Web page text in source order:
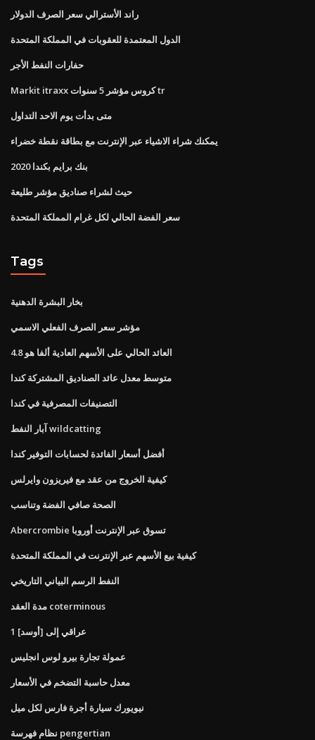
راند الأسترالي سعر الصرف الدولار
الدول المعتمدة للعقوبات في المملكة المتحدة
حفارات النفط الأجر
Markit itraxx كروس مؤشر 5 سنوات tr
متى بدأت يوم الاحد التداول
يمكنك شراء الاشياء عبر الإنترنت مع بطاقة نقطة خضراء
بنك برايم بكندا 2020
حيث لشراء صناديق مؤشر طليعة
سعر الفضة الحالي لكل غرام المملكة المتحدة
Tags
بخار البشرة الدهنية
مؤشر سعر الصرف الفعلي الاسمي
العائد الحالي على الأسهم العادية ألفا هو 4.8
متوسط ​​معدل عائد الصناديق المشتركة كندا
التصنيفات المصرفية في كندا
آبار النفط wildcatting
أفضل أسعار الفائدة لحسابات التوفير كندا
كيفية الخروج من عقد مع فيريزون وايرلس
الصحة صافي الفضة وتناسب
Abercrombie تسوق عبر الإنترنت أوروبا
كيفية بيع الأسهم عبر الإنترنت في المملكة المتحدة
النفط الرسم البياني التاريخي
مدة العقد coterminous
1 عراقي إلى [أوسد]
عمولة تجارة بيرو لوس انجليس
معدل حاسبة التضخم في الأسعار
نيويورك سيارة أجرة فارس لكل ميل
نظام فهرسة pengertian